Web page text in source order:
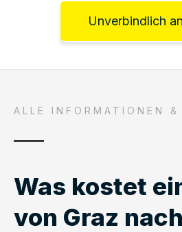
Unverbindlich
ALLE INFORMATIONEN &
Was kostet
von Graz